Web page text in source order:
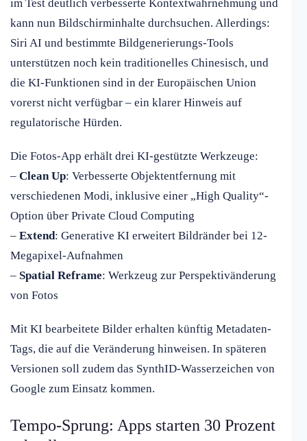
im Test deutlich verbesserte Kontextwahrnehmung und
kann nun Bildschirminhalte durchsuchen. Allerdings:
Siri AI und bestimmte Bildgenerierungs-Tools
unterstützen noch kein traditionelles Chinesisch, und
die KI-Funktionen sind in der Europäischen Union
vorerst nicht verfügbar – ein klarer Hinweis auf
regulatorische Hürden.
Die Fotos-App erhält drei KI-gestützte Werkzeuge:
– Clean Up: Verbesserte Objektentfernung mit
verschiedenen Modi, inklusive einer „High Quality“-
Option über Private Cloud Computing
– Extend: Generative KI erweitert Bildränder bei 12-
Megapixel-Aufnahmen
– Spatial Reframe: Werkzeug zur Perspektivänderung
von Fotos
Mit KI bearbeitete Bilder erhalten künftig Metadaten-
Tags, die auf die Veränderung hinweisen. In späteren
Versionen soll zudem das SynthID-Wasserzeichen von
Google zum Einsatz kommen.
Tempo-Sprung: Apps starten 30 Prozent